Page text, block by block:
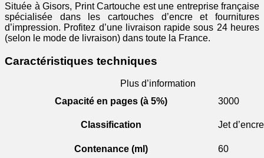
Située à Gisors, Print Cartouche est une entreprise française
spécialisée dans les cartouches d’encre et fournitures
d’impression. Profitez d’une livraison rapide sous 24 heures
(selon le mode de livraison) dans toute la France.
Caractéristiques techniques
Plus d’information
Capacité en pages (à 5%)
3000
Classification Jet d’encre
Contenance (ml) 60